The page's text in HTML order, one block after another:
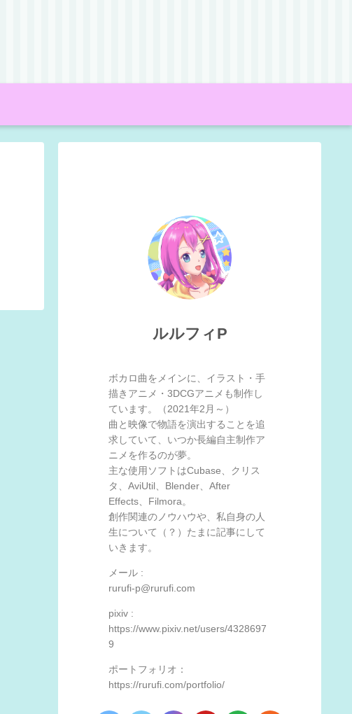
ルルフィP
ボカロ曲をメインに、イラスト・手
描きアニメ・3DCGアニメも制作し
ています。（2021年2月～）
曲と映像で物語を演出することを追
求していて、いつか長編自主制作ア
ニメを作るのが夢。
主な使用ソフトはCubase、クリス
タ、AviUtil、Blender、After
Effects、Filmora。
創作関連のノウハウや、私自身の人
生について（？）たまに記事にして
いきます。
メール :
rurufi-p@rurufi.com
pixiv :
https://www.pixiv.net/users/4328697
9
ポートフォリオ：
https://rurufi.com/portfolio/